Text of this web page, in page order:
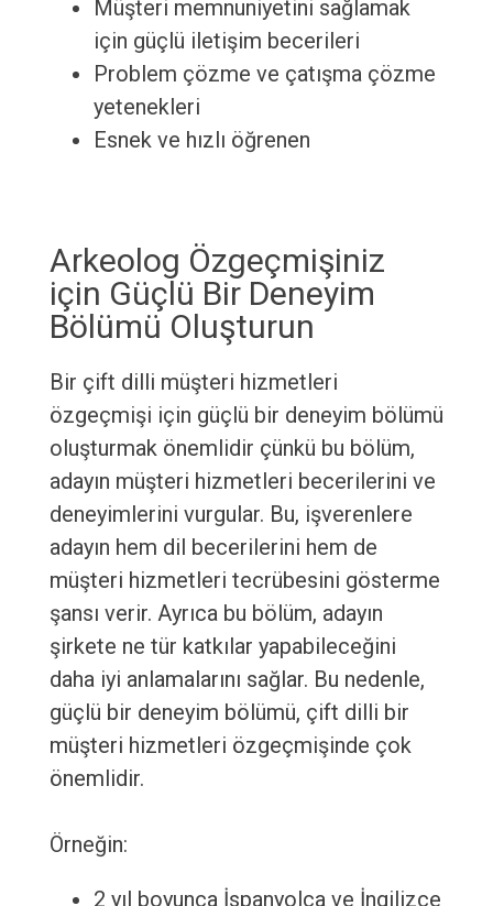
Müşteri memnuniyetini sağlamak
için güçlü iletişim becerileri
Problem çözme ve çatışma çözme
yetenekleri
Esnek ve hızlı öğrenen
Arkeolog Özgeçmişiniz
için Güçlü Bir Deneyim
Bölümü Oluşturun
Bir çift dilli müşteri hizmetleri
özgeçmişi için güçlü bir deneyim bölümü
oluşturmak önemlidir çünkü bu bölüm,
adayın müşteri hizmetleri becerilerini ve
deneyimlerini vurgular. Bu, işverenlere
adayın hem dil becerilerini hem de
müşteri hizmetleri tecrübesini gösterme
şansı verir. Ayrıca bu bölüm, adayın
şirkete ne tür katkılar yapabileceğini
daha iyi anlamalarını sağlar. Bu nedenle,
güçlü bir deneyim bölümü, çift dilli bir
müşteri hizmetleri özgeçmişinde çok
önemlidir.
Örneğin:
2 yıl boyunca İspanyolca ve İngilizce